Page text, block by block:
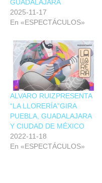
GUADALAJARA
2025-11-17
En «ESPECTÁCULOS»
ALVARO RUIZPRESENTA
“LA LLORERÍA”GIRA
PUEBLA, GUADALAJARA
Y CIUDAD DE MÉXICO
2022-11-18
En «ESPECTÁCULOS»